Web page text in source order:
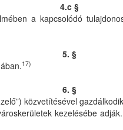
4.c §
a kapcsolódó
5. §
17)
6. §
közvetítésével
kezelésébe adják.